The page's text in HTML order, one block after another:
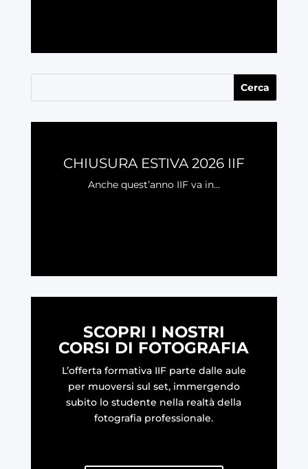
CHIUSURA ESTIVA 2026 IIF
Anche quest’anno IIF va in...
SCOPRI I NOSTRI
CORSI DI FOTOGRAFIA
L’offerta formativa IIF parte dalle aule
per muoversi sul set, immergendo
subito lo studente nella realtà della
fotografia professionale.